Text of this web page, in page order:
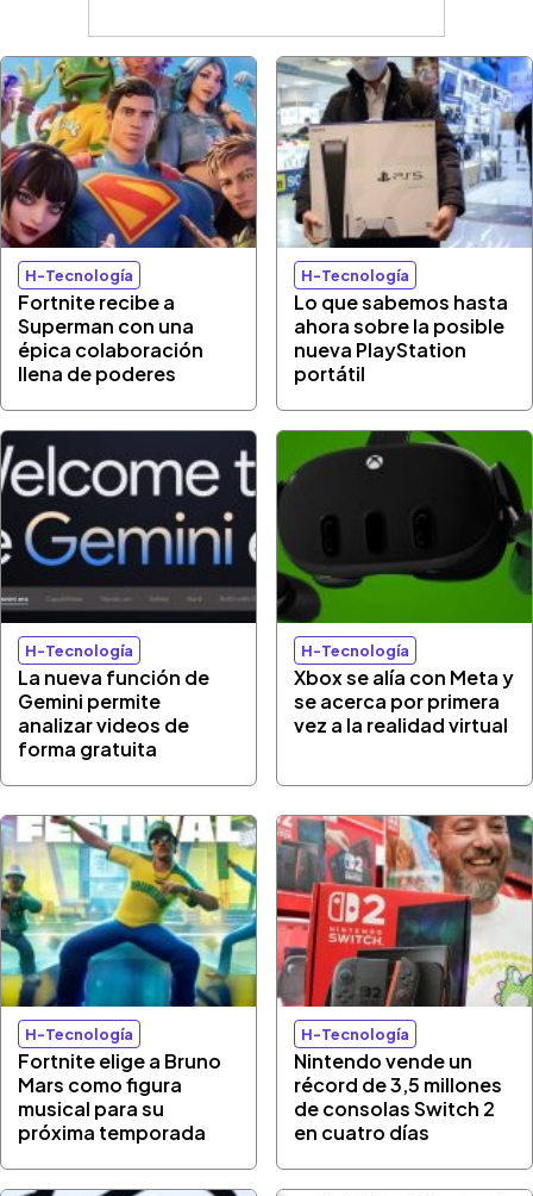
H-Tecnología
Fortnite recibe a
Superman con una
épica colaboración
llena de poderes
H-Tecnología
Lo que sabemos hasta
ahora sobre la posible
nueva PlayStation
portátil
H-Tecnología
La nueva función de
Gemini permite
analizar videos de
forma gratuita
H-Tecnología
Xbox se alía con Meta y
se acerca por primera
vez a la realidad virtual
H-Tecnología
Fortnite elige a Bruno
Mars como figura
musical para su
próxima temporada
H-Tecnología
Nintendo vende un
récord de 3,5 millones
de consolas Switch 2
en cuatro días